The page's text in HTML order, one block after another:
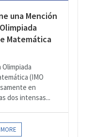
una Mención
Matemática
Olimpiada
(IMO
en
dos intensas...